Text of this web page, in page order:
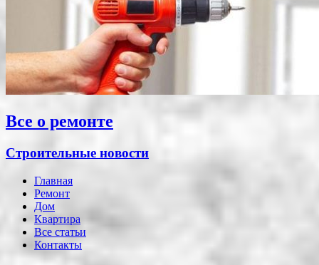
Все о ремонте
Строительные новости
Главная
Ремонт
Дом
Квартира
Все статьи
Контакты